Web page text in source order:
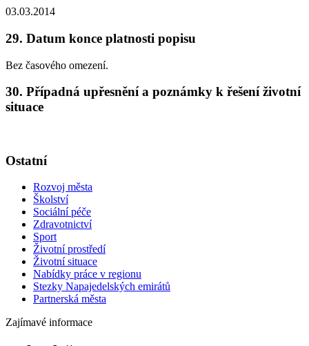
03.03.2014
29. Datum konce platnosti popisu
Bez časového omezení.
30. Případná upřesnění a poznámky k řešení životní
situace
Ostatní
Rozvoj města
Školství
Sociální péče
Zdravotnictví
Sport
Životní prostředí
Životní situace
Nabídky práce v regionu
Stezky Napajedelských emirátů
Partnerská města
Zajímavé informace